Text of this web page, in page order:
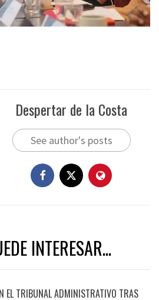
Despertar de la Costa
See author's posts
INTERESAR...
EL TRIBUNAL ADMINISTRATIVO TRAS